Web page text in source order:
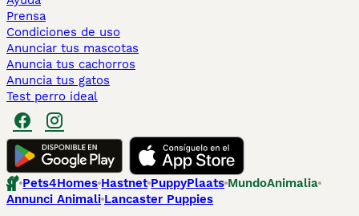
Prensa
Condiciones de uso
Anunciar tus mascotas
Anuncia tus cachorros
Anuncia tus gatos
Test perro ideal
Pets4Homes Hastnet PuppyPlaats MundoAnimalia
Annunci Animali Lancaster Puppies